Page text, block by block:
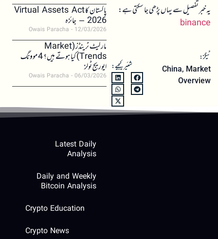
یہ خبر تفصیل سے یہاں پڑھی جا سکتی ہے:
binance
ٹیگز:
China, Market
Overview
شئیر کیجیے:
پاکستان کا Virtual Assets Act
2026 – جائزہ
Owais Paracha 12/03/2026
مارکیٹ ٹرینڈز (Market
Trends) کیا ہوتے ہیں؟ 4 موونگ
ایوریج ٹولز
Owais Paracha 06/03/2026
Latest Daily
Analysis
Daily and Weekly
Bitcoin Analysis
Crypto Education
Crypto News